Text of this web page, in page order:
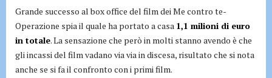
Grande successo al box office del film dei Me contro te-
Operazione spia il quale ha portato a casa 1,1 milioni di euro
in totale. La sensazione che però in molti stanno avendo è che
gli incassi del film vadano via via in discesa, risultato che si nota
anche se si fa il confronto con i primi film.